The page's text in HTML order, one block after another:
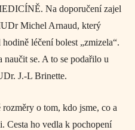
Na doporučení zajel
Michel Arnaud, který
léčení bolest „zmizela“.
se. A to se podařilo u
J.-L Brinette.
o tom, kdo jsme, co a
Cesta ho vedla k pochopení